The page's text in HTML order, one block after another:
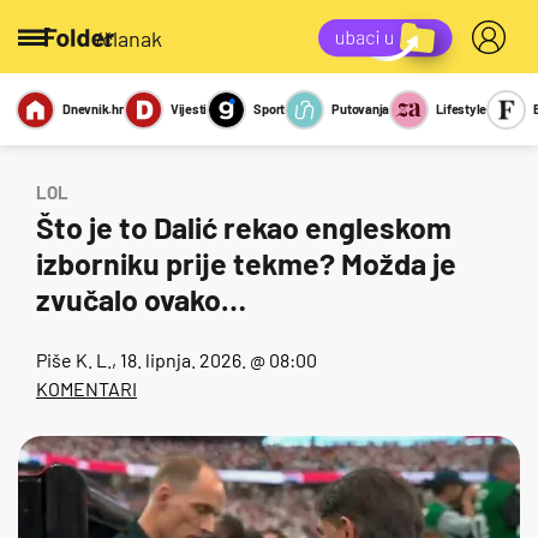
/članak
Miks Kviz
Report
Sexy
Dnevnik.hr Vijesti Sport Putovanja Lifestyle
LOL
Što je to Dalić rekao engleskom
izborniku prije tekme? Možda je
zvučalo ovako…
Piše K. L. , 18. lipnja. 2026. @ 08:00
KOMENTARI